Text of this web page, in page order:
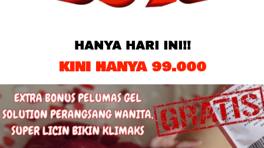
HANYA HARI INI!!
KINI HANYA 99.000